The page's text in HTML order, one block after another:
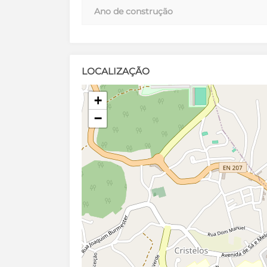
Ano de construção
LOCALIZAÇÃO
+
−